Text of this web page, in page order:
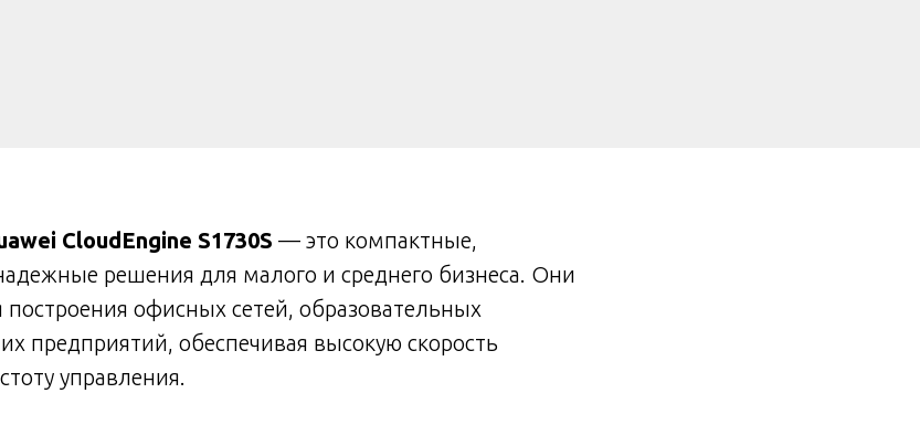
CloudEngine S1730S — это компактные,
решения для малого и среднего бизнеса. Они
офисных сетей, образовательных
предприятий, обеспечивая высокую скорость
управления.